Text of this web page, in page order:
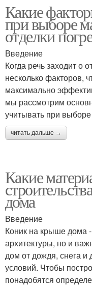
Какие
при выборе
отделки
Введение
Когда речь заходит о
несколько факторов,
максимально
мы рассмотрим
учитывать при
читать дальше →
Какие
дома
Введение
Коник на крыше дома
архитектуры, но и
дом от дождя, снега и
условий. Чтобы
понадобятся